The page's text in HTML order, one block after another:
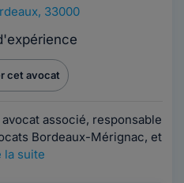
33000
cet avocat
associé, responsable
Bordeaux-Mérignac, et
la suite